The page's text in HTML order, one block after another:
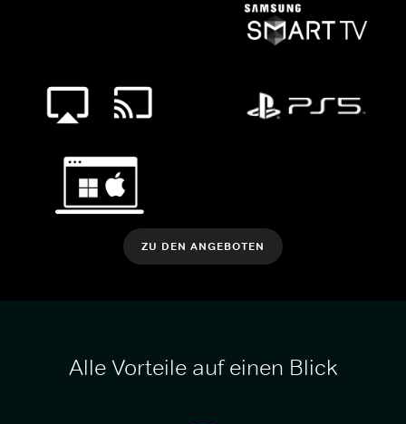
ZU DEN ANGEBOTEN
Alle Vorteile auf einen Blick